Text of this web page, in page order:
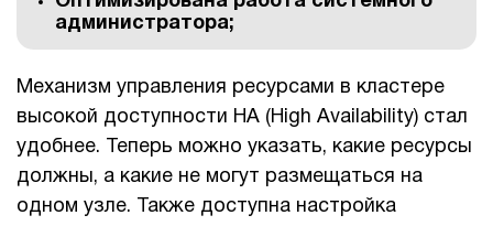
администратора;
Механизм управления ресурсами в кластере
высокой доступности HA (High Availability) стал
удобнее. Теперь можно указать, какие ресурсы
должны, а какие не могут размещаться на
одном узле. Также доступна настройка